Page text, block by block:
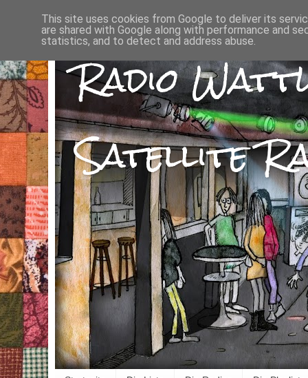
Radio
Satellite
This site uses cookies from Google to deliver its
are shared with Google along with performance and
statistics, and to detect and address abuse.